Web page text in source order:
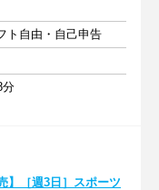
ト自由・自己申告
分
】［週3日］スポーツ